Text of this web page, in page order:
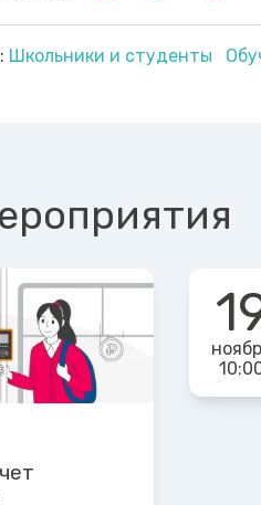
Школьники и студенты